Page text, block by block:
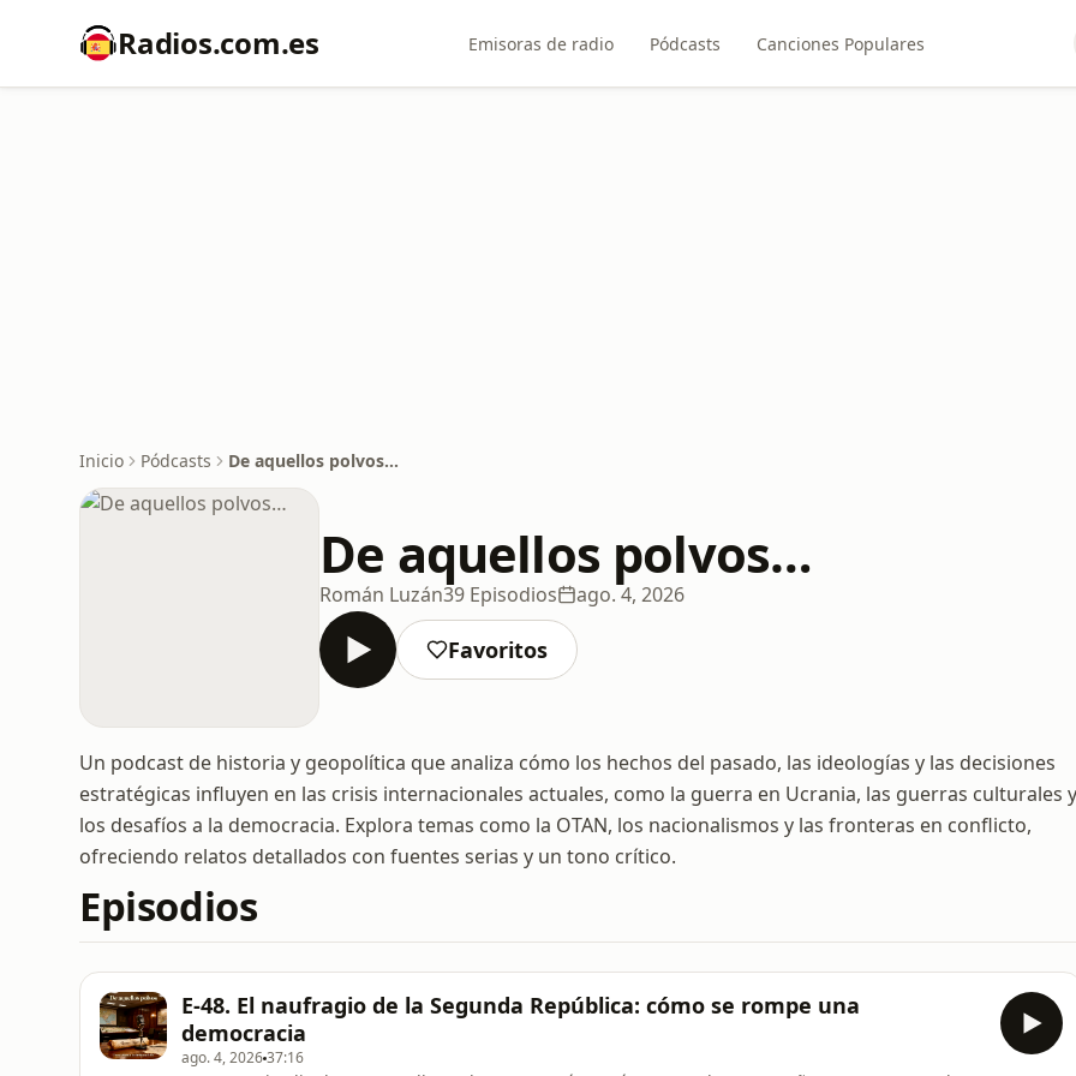
Radios.com.es Emisoras de radio Pódcasts Canciones Populares
Inicio Pódcasts De aquellos polvos…
De aquellos polvos…
Román Luzán39 Episodios ago. 4, 2026
Favoritos
Un podcast de historia y geopolítica que analiza cómo los hechos del pasado, las ideologías y las decisiones
estratégicas influyen en las crisis internacionales actuales, como la guerra en Ucrania, las guerras culturales y
los desafíos a la democracia. Explora temas como la OTAN, los nacionalismos y las fronteras en conflicto,
ofreciendo relatos detallados con fuentes serias y un tono crítico.
Episodios
E-48. El naufragio de la Segunda República: cómo se rompe una
democracia
ago. 4, 202637:16